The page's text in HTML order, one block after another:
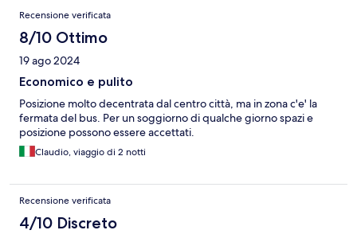
Recensione verificata
8/10 Ottimo
19 ago 2024
Economico e pulito
Posizione molto decentrata dal centro città, ma in zona c'e' la
fermata del bus. Per un soggiorno di qualche giorno spazi e
posizione possono essere accettati.
Claudio, viaggio di 2 notti
Recensione verificata
4/10 Discreto